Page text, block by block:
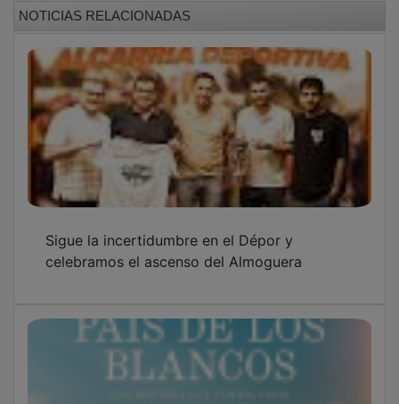
El Proyecto Viridiana llevará a Multicines la
historia real de Ousman Umar con un
coloquio especial